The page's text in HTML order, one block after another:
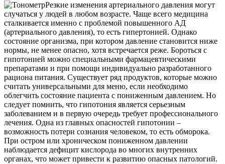
Резкие изменения артериального давления могут
случаться у людей в любом возрасте. Чаще всего медицина
сталкивается именно с проблемой повышенного АД
(артериального давления), то есть гипертонией. Однако
состояние организма, при котором давление становится ниже
нормы, не менее опасно, хотя встречается реже. Бороться с
гипотонией можно специальными фармацевтическими
препаратами и при помощи индивидуально разработанного
рациона питания. Существует ряд продуктов, которые можно
считать универсальными для меню, если необходимо
облегчить состояние пациента с пониженным давлением. Но
следует помнить, что гипотония является серьезным
заболеванием и в первую очередь требует профессионального
лечения. Одна из главных опасностей гипотонии –
возможность потери сознания человеком, то есть обморока.
При остром или хроническом пониженном давлении
наблюдается дефицит кислорода во многих внутренних
органах, что может привести к развитию опасных патологий.